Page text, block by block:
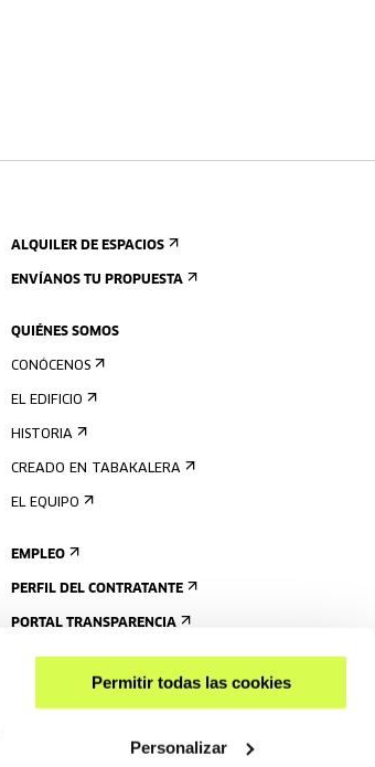
Permitir todas las cookies
Personalizar
ALQUILER DE ESPACIOS
ENVÍANOS TU PROPUESTA
QUIÉNES SOMOS
CONÓCENOS
EL EDIFICIO
HISTORIA
CREADO EN TABAKALERA
EL EQUIPO
EMPLEO
PERFIL DEL CONTRATANTE
PORTAL TRANSPARENCIA